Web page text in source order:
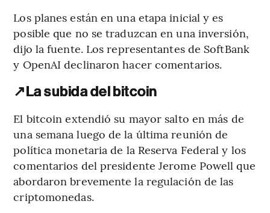
Los planes están en una etapa inicial y es
posible que no se traduzcan en una inversión,
dijo la fuente. Los representantes de SoftBank
y OpenAI declinaron hacer comentarios.
↗️La subida del bitcoin
El bitcoin extendió su mayor salto en más de
una semana luego de la última reunión de
política monetaria de la Reserva Federal y los
comentarios del presidente Jerome Powell que
abordaron brevemente la regulación de las
criptomonedas.